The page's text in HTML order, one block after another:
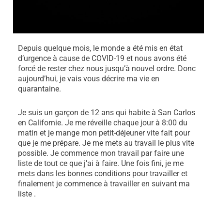
Depuis quelque mois, le monde a été mis en état
d’urgence à cause de COVID-19 et nous avons été
forcé de rester chez nous jusqu’à nouvel ordre. Donc
aujourd’hui, je vais vous décrire ma vie en
quarantaine.
Je suis un garçon de 12 ans qui habite à San Carlos
en Californie. Je me réveille chaque jour à 8:00 du
matin et je mange mon petit-déjeuner vite fait pour
que je me prépare. Je me mets au travail le plus vite
possible. Je commence mon travail par faire une
liste de tout ce que j’ai à faire. Une fois fini, je me
mets dans les bonnes conditions pour travailler et
finalement je commence à travailler en suivant ma
liste .